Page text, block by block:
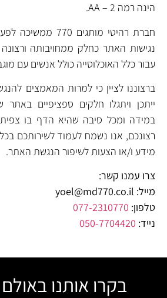
הינה רמה 2 – AA.
חברת רהיטי
נגישות האתר כחלק ממחויבותה
עבור כלל האוכלוסייה כולל אנשים עם
ברצוננו לציין כי למרות המאמצים
ייתכן ויתגלו חלקים ספציפיים באתר
במידה ומכל סיבה שהיא הדף בו
רצונכם, אנו נשמח לעמוד לשירותכם
מידע ו/או הצעות לשיפור הנגשת האתר.
צרו עמנו קשר:
מייל: yoel@md770.co.il
טלפון: 077-2310770
נייד: 050-7704420
בקרו אותנו